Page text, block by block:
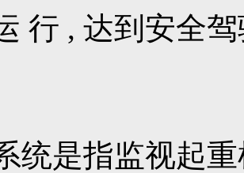
行 , 达到安全
统是指监视起